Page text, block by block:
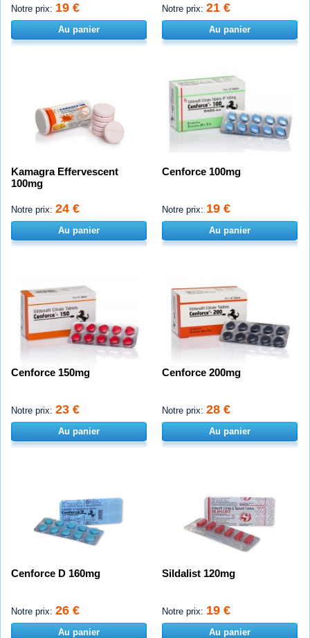
Notre prix: 19 €
Au panier
Notre prix: 21 €
Au panier
Kamagra Effervescent
100mg
Notre prix: 24 €
Au panier
Cenforce 100mg
Notre prix: 19 €
Au panier
Cenforce 150mg
Notre prix: 23 €
Au panier
Cenforce 200mg
Notre prix: 28 €
Au panier
Cenforce D 160mg
Notre prix: 26 €
Au panier
Sildalist 120mg
Notre prix: 19 €
Au panier